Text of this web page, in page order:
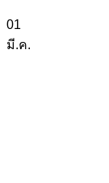
01
มี.ค.